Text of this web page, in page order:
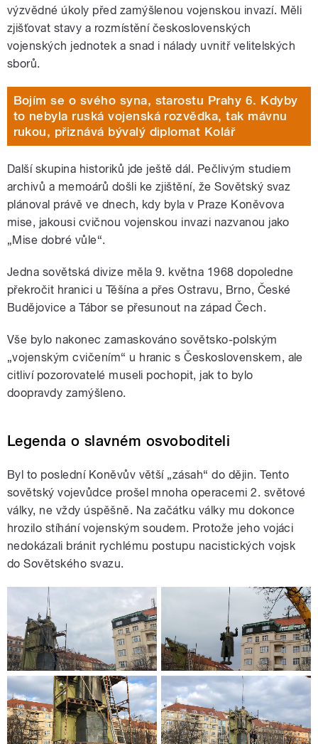
výzvědné úkoly před zamýšlenou vojenskou invazí. Měli
zjišťovat stavy a rozmístění československých
vojenských jednotek a snad i nálady uvnitř velitelských
sborů.
Bojím se o svého syna, starostu Prahy 6. Kdyby
to nebyla ruská vojenská rozvědka, tak mávnu
rukou, přiznává bývalý diplomat Kolář
Další skupina historiků jde ještě dál. Pečlivým studiem
archivů a memoárů došli ke zjištění, že Sovětský svaz
plánoval právě ve dnech, kdy byla v Praze Koněvova
mise, jakousi cvičnou vojenskou invazi nazvanou jako
„Mise dobré vůle“.
Jedna sovětská divize měla 9. května 1968 dopoledne
překročit hranici u Těšína a přes Ostravu, Brno, České
Budějovice a Tábor se přesunout na západ Čech.
Vše bylo nakonec zamaskováno sovětsko-polským
„vojenským cvičením“ u hranic s Československem, ale
citliví pozorovatelé museli pochopit, jak to bylo
doopravdy zamýšleno.
Legenda o slavném osvoboditeli
Byl to poslední Koněvův větší „zásah“ do dějin. Tento
sovětský vojevůdce prošel mnoha operacemi 2. světové
války, ne vždy úspěšně. Na začátku války mu dokonce
hrozilo stíhání vojenským soudem. Protože jeho vojáci
nedokázali bránit rychlému postupu nacistických vojsk
do Sovětského svazu.